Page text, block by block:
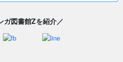
ガ図書館Zを紹介／